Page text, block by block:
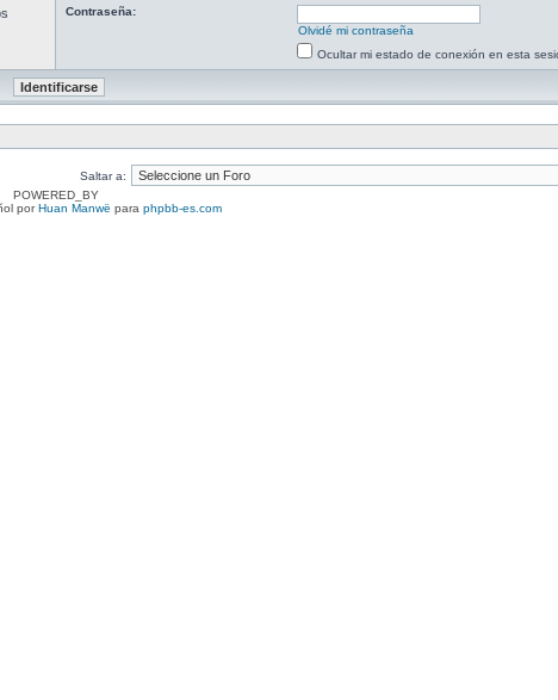
Contraseña:
Olvidé mi contraseña
Ocultar mi estado de conexión en esta
Saltar a:
POWERED_BY
porHuan Manwë para phpbb-es.com